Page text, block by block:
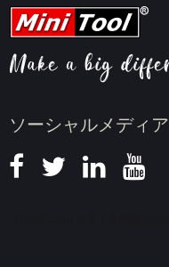
ソーシャルメディア
動画圧縮のヒント
ニュース